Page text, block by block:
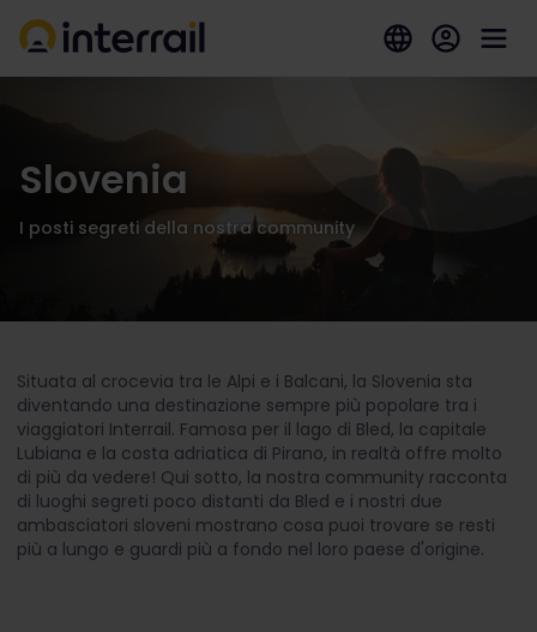
Slovenia
I posti segreti della nostra community
Situata al crocevia tra le Alpi e i Balcani, la Slovenia sta
diventando una destinazione sempre più popolare tra i
viaggiatori Interrail. Famosa per il lago di Bled, la capitale
Lubiana e la costa adriatica di Pirano, in realtà offre molto
di più da vedere! Qui sotto, la nostra community racconta
di luoghi segreti poco distanti da Bled e i nostri due
ambasciatori sloveni mostrano cosa puoi trovare se resti
più a lungo e guardi più a fondo nel loro paese d'origine.